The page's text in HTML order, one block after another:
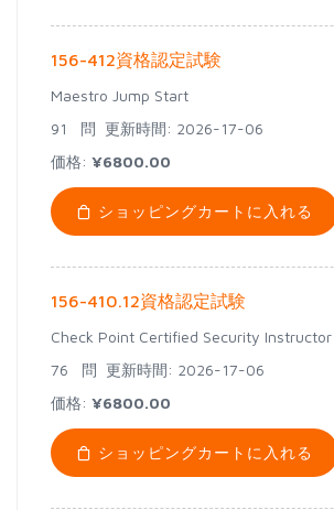
156-412資格認定試験
Maestro Jump Start
91 問 更新時間: 2026-17-06
価格: ¥6800.00
ショッピングカートに入れる
156-410.12資格認定試験
Check Point Certified Security Instructor
76 問 更新時間: 2026-17-06
価格: ¥6800.00
ショッピングカートに入れる